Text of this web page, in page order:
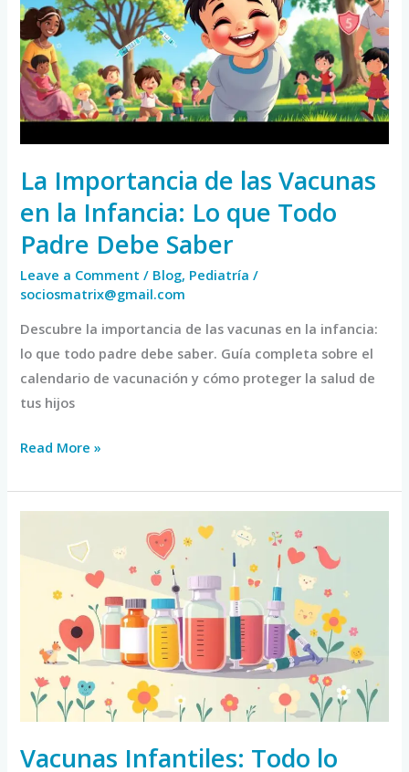
La Importancia de las Vacunas
en la Infancia: Lo que Todo
Padre Debe Saber
Leave a Comment / Blog, Pediatría /
sociosmatrix@gmail.com
Descubre la importancia de las vacunas en la infancia:
lo que todo padre debe saber. Guía completa sobre el
calendario de vacunación y cómo proteger la salud de
tus hijos
las
Vacunas
en
la
Infancia:
Lo
Todo
Padre
Debe
Read More »
Vacunas Infantiles: Todo lo
Infantiles:
Necesitas
Saber
para
Proteger